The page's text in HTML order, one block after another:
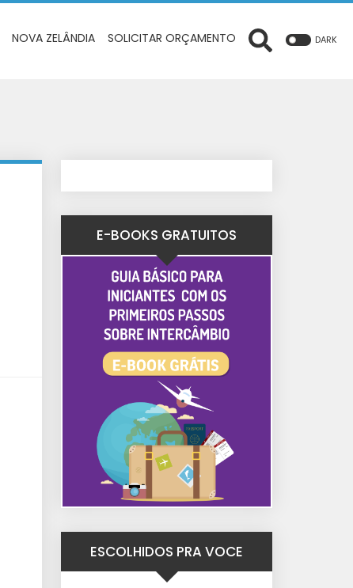
NOVA ZELÂNDIA SOLICITAR ORÇAMENTO DARK
E-BOOKS GRATUITOS
ESCOLHIDOS PRA VOCE